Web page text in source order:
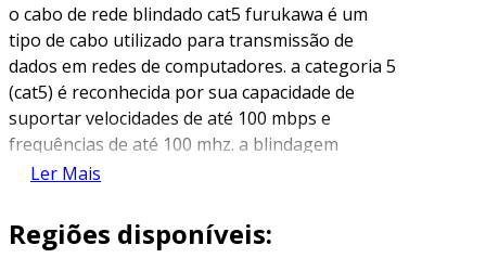
o cabo de rede blindado cat5 furukawa é um
tipo de cabo utilizado para transmissão de
dados em redes de computadores. a categoria 5
(cat5) é reconhecida por sua capacidade de
suportar velocidades de até 100 mbps e
frequências de até 100 mhz. a blindagem
presente no cabo oferece proteção contra
é essencial em ambientes onde há muitos
equipamentos eletrônicos.
Ler Mais
Regiões disponíveis: